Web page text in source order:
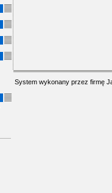
System wykonany przez firmę